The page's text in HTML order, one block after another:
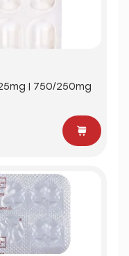
| 750/250mg